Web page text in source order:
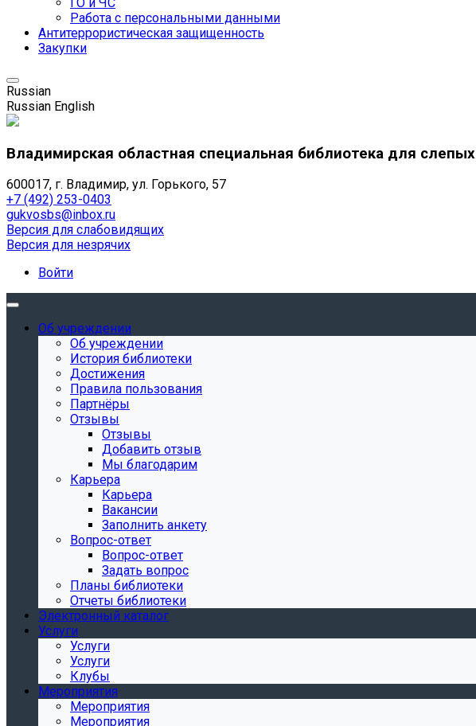
Работа с персональными данными
Антитеррористическая защищенность
Закупки
Russian
Russian English
Владимирская областная специальная библиотека для слепых
600017, г. Владимир, ул. Горького, 57
+7 (492) 253-0403
gukvosbs@inbox.ru
Версия для слабовидящих
Версия для незрячих
Войти
Об учреждении
Об учреждении
История библиотеки
Достижения
Правила пользования
Партнёры
Отзывы
Отзывы
Добавить отзыв
Мы благодарим
Карьера
Карьера
Вакансии
Заполнить анкету
Вопрос-ответ
Вопрос-ответ
Задать вопрос
Планы библиотеки
Отчеты библиотеки
Электронный каталог
Услуги
Услуги
Услуги
Клубы
Мероприятия
Мероприятия
Мероприятия